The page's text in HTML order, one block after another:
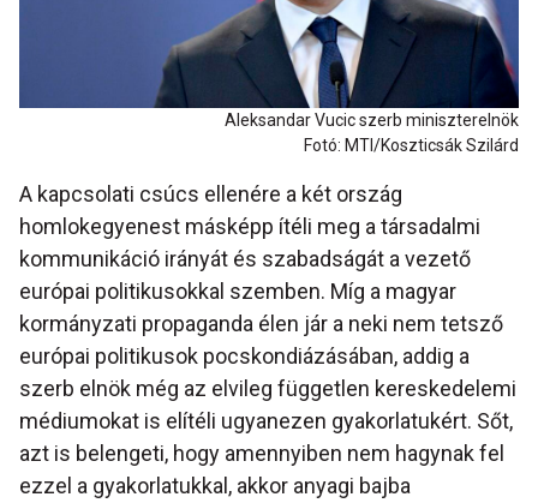
Aleksandar Vucic szerb miniszterelnök
Fotó: MTI/Koszticsák Szilárd
A kapcsolati csúcs ellenére a két ország
homlokegyenest másképp ítéli meg a társadalmi
kommunikáció irányát és szabadságát a vezető
európai politikusokkal szemben. Míg a magyar
kormányzati propaganda élen jár a neki nem tetsző
európai politikusok pocskondiázásában, addig a
szerb elnök még az elvileg független kereskedelemi
médiumokat is elítéli ugyanezen gyakorlatukért. Sőt,
azt is belengeti, hogy amennyiben nem hagynak fel
ezzel a gyakorlatukkal, akkor anyagi bajba